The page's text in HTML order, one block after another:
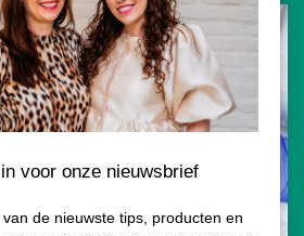
voor onze nieuwsbrief
de nieuwste tips, producten en